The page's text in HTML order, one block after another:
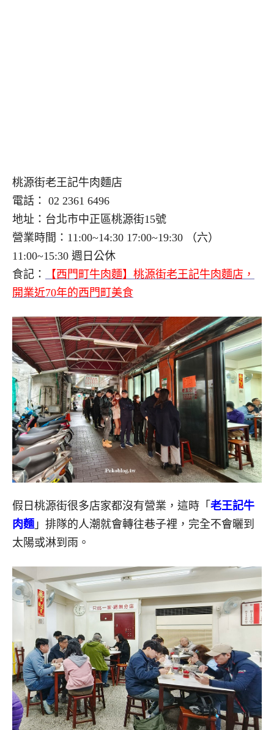
桃源街老王記牛肉麵店
電話： 02 2361 6496
地址：台北市中正區桃源街15號
營業時間：11:00~14:30 17:00~19:30 （六）
11:00~15:30 週日公休
食記：
【西門町牛肉麵】桃源街老王記牛肉麵店，
開業近70年的西門町美食
假日桃源街很多店家都沒有營業，這時「 老王記牛
肉麵」排隊的人潮就會轉往巷子裡，完全不會曬到
太陽或淋到雨。